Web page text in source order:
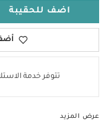
اضف للحقيبة
تتوفر خدمة
عرض المزيد